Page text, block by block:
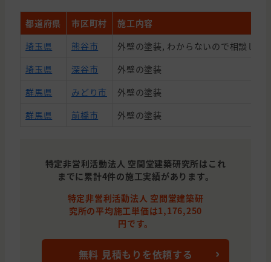
都道府県 市区町村
施工内容
埼玉県
熊谷市
外壁の塗装, わからないので相談した
埼玉県
深谷市
外壁の塗装
群馬県
みどり市
外壁の塗装
群馬県
前橋市 外壁の塗装
特定非営利活動法人 空間堂建築研究所はこれ
までに累計4件の施工実績があります。
特定非営利活動法人 空間堂建築研
究所の平均施工単価は1,176,250
円です。
無料 見積もりを依頼する